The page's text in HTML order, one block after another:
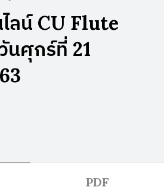
ลน์ CU Flute
นศุกร์ที่ 21
PDF